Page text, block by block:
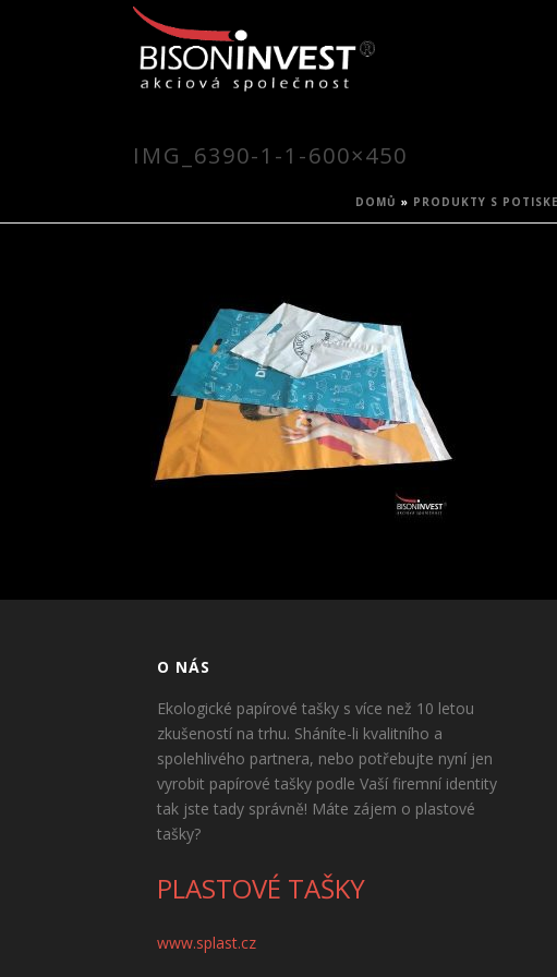
IMG_6390-1-1-600×450
DOMŮ » PRODUKTY S
O NÁS
Ekologické papírové tašky s více než 10 letou
zkušeností na trhu. Sháníte-li kvalitního a
spolehlivého partnera, nebo potřebujte nyní jen
vyrobit papírové tašky podle Vaší firemní identity
tak jste tady správně! Máte zájem o plastové
tašky?
PLASTOVÉ TAŠKY
www.splast.cz